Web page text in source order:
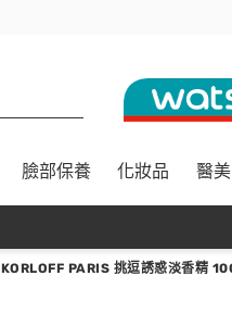
臉部保養 化妝品 醫美
KORLOFF PARIS 挑逗誘惑淡香精